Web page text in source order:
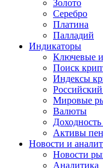
Золото
Серебро
Платина
Палладий
Индикаторы
Ключевые
Поиск
Индексы
Мировые
Валюты
Активы
Новости и
Новости
Аналитика